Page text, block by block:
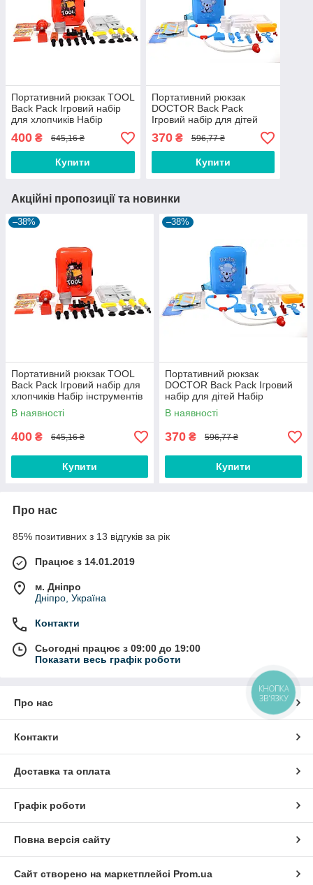
Портативний рюкзак TOOL
Back Pack Ігровий набір
для хлопчиків Набір
інструментів для дітей
400 ₴ 645,16 ₴
Купити
Портативний рюкзак
DOCTOR Back Pack
Ігровий набір для дітей
Набір медичний
370₴ 596,77 ₴
Купити
Акційні пропозиції та новинки
–38%
Портативний рюкзак TOOL
Back Pack Ігровий набір для
хлопчиків Набір інструментів
для дітей
В наявності
400 ₴ 645,16 ₴
Купити
–38%
Портативний рюкзак
DOCTOR Back Pack Ігровий
набір для дітей Набір
медичний
В наявності
370 ₴ 596,77 ₴
Купити
Про нас
85% позитивних з 13 відгуків за рік
Працює з 14.01.2019
м. Дніпро
Дніпро, Україна
Контакти
Сьогодні працює з 09:00 до 19:00
Показати весь графік роботи
Про нас
Контакти
Доставка та оплата
Графік роботи
Повна версія сайту
Сайт створено на маркетплейсі Prom.ua
КНОПКА
ЗВ'ЯЗКУ